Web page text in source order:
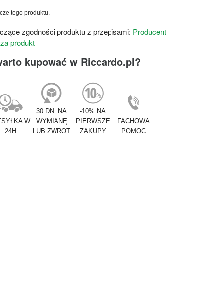
tego produktu.
zgodności produktu z przepisami: Producent
produkt
kupować w Riccardo.pl?
W
24H
30 DNI NA
WYMIANĘ
LUB ZWROT
-10% NA
PIERWSZE
ZAKUPY
FACHOWA
POMOC